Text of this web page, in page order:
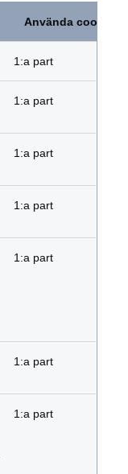
Använda cookies
1:a part
1:a part
1:a part
1:a part
1:a part
1:a part
1:a part